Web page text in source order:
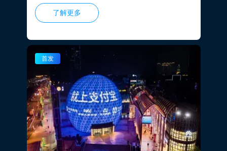
了解更多
首发